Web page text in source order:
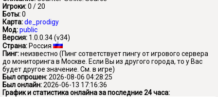
Игроки:0 / 20
Боты:0
Карта:de_prodigy
Мод:public
Версия: 1.0.0.34 (v34)
Страна: Россия
Пинг:неизвестно (Пинг сответствует пингу от игрового сервера
до мониторинга в Москве. Если Вы из другого города, то у Вас
будет другое значение. См. в игре)
Был опрошен:2026-08-06 04:28:25
Был онлайн:2026-06-13 17:16:36
График и статистика онлайна за последние 24 часа: